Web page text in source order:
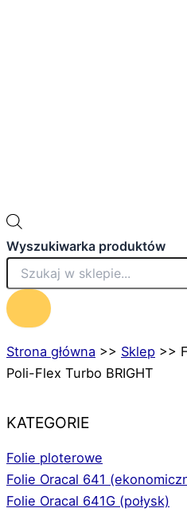
Wyszukiwarka produktów
Strona główna >> Sklep >>
Poli-Flex Turbo BRIGHT
KATEGORIE
Folie ploterowe
Folie Oracal 641
Folie Oracal 641G (połysk)